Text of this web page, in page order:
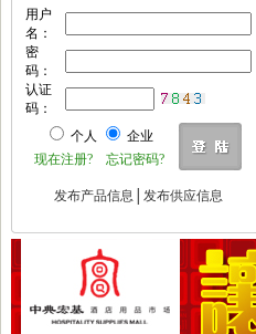
·巩义市国华耐火材料厂
·河南省华升矿机有限公司
·高锋新颖建材（苏州）有限..
·广州劲封行工程机械有限公..
·西安旭航电子科技有限公司
四川亿舟电器设备有限公司
巩义市瑞祥供水材料有限公..
济南云畅网络技术有限公司
洛阳大泉水处理设备有限公..
·郑州大沽贸易有限公司
东莞市立达信皮革有限公司
深圳市元世通电子有限公司
深圳市讯能电子有限公司
德州合丰液压机具有限公司
用户
名：
密
码：
认证
码：
个人
企业
现在注册?
忘记密码?
发布产品信息 发布供应信息